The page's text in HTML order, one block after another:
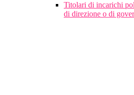
Titolari di incarichi
di direzione o di